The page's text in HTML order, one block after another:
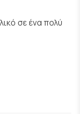
σε ένα πολύ